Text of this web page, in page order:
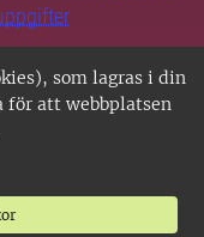
som lagras i din
för att webbplatsen